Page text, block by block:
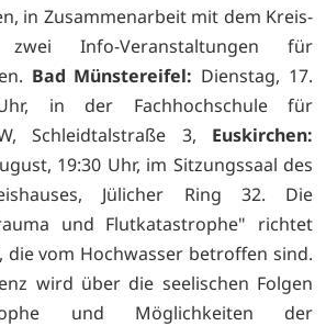
in Zusammenarbeit mit dem Kreis-
zwei Info-Veranstaltungen für
Bad Münstereifel: Dienstag, 17.
in der Fachhochschule für
Schleidtalstraße 3, Euskirchen:
19:30 Uhr, im Sitzungssaal des
Jülicher Ring 32. Die
und Flutkatastrophe" richtet
die vom Hochwasser betroffen sind.
wird über die seelischen Folgen
und Möglichkeiten der